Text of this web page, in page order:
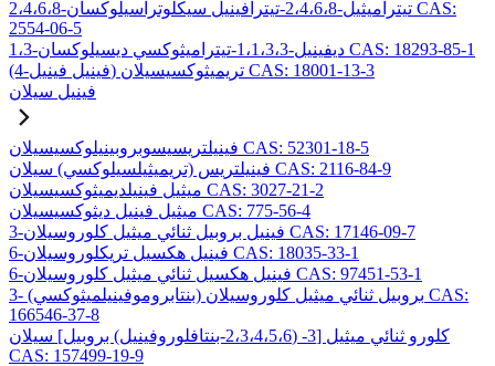
2،4،6،8-تيتراميثيل-2،4،6،8-تيترافينيل سيكلوتراسيلوكسان CAS:
2554-06-5
1،3-ديفينيل-1،1،3،3-تيتراميثوكسي ديسيلوكسان CAS: 18293-85-1
(4-فينيل فينيل) تريميثوكسيسيلان CAS: 18001-13-3
فينيل سيلان
فينيلتريسيسوبروبينيلوكسيسيلان CAS: 52301-18-5
فينيلتريس (تريميثيلسيلوكسي) سيلان CAS: 2116-84-9
ميثيل فينيلديميثوكسيسيلان CAS: 3027-21-2
ميثيل فينيل ديثوكسيسيلان CAS: 775-56-4
3-فينيل بروبيل ثنائي ميثيل كلوروسيلان CAS: 17146-09-7
6-فينيل هكسيل تريكلوروسيلان CAS: 18035-33-1
6-فينيل هكسيل ثنائي ميثيل كلوروسيلان CAS: 97451-53-1
3- (بنتابروموفينيلميثوكسي) بروبيل ثنائي ميثيل كلوروسيلان CAS:
166546-37-8
كلورو ثنائي ميثيل [3- (2،3،4،5،6-بنتافلوروفينيل) بروبيل] سيلان
CAS: 157499-19-9